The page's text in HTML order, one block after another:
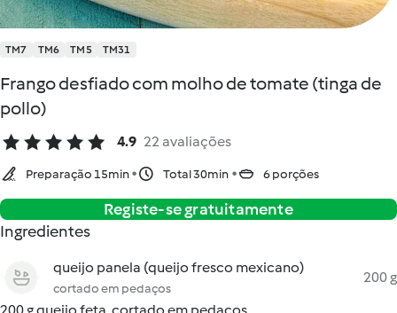
TM7 TM6 TM5 TM31
Frango desfiado com molho de tomate (tinga de
pollo)
4.9 22 avaliações
Preparação 15min Total 30min 6 porções
Registe-se gratuitamente
Ingredientes
queijo panela (queijo fresco mexicano)
cortado em pedaços
200 g